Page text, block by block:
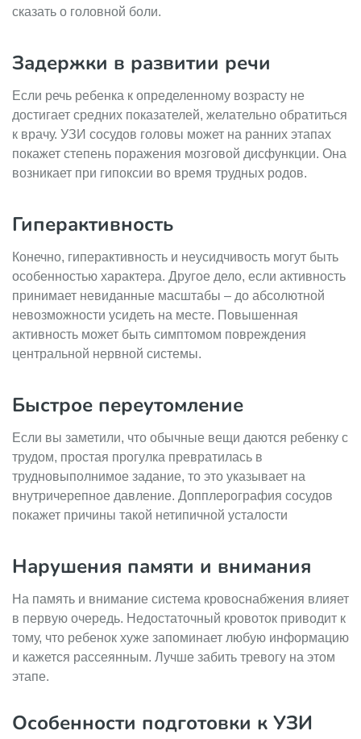
сказать о головной боли.
Задержки в развитии речи
Если речь ребенка к определенному возрасту не
достигает средних показателей, желательно обратиться
к врачу. УЗИ сосудов головы может на ранних этапах
покажет степень поражения мозговой дисфункции. Она
возникает при гипоксии во время трудных родов.
Гиперактивность
Конечно, гиперактивность и неусидчивость могут быть
особенностью характера. Другое дело, если активность
принимает невиданные масштабы – до абсолютной
невозможности усидеть на месте. Повышенная
активность может быть симптомом повреждения
центральной нервной системы.
Быстрое переутомление
Если вы заметили, что обычные вещи даются ребенку с
трудом, простая прогулка превратилась в
трудновыполнимое задание, то это указывает на
внутричерепное давление. Допплерография сосудов
покажет причины такой нетипичной усталости
Нарушения памяти и внимания
На память и внимание система кровоснабжения влияет
в первую очередь. Недостаточный кровоток приводит к
тому, что ребенок хуже запоминает любую информацию
и кажется рассеянным. Лучше забить тревогу на этом
этапе.
Особенности подготовки к УЗИ